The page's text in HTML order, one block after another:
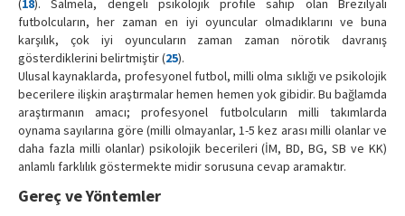
(18). Salmela, dengeli psikolojik profile sahip olan Brezilyalı
futbolcuların, her zaman en iyi oyuncular olmadıklarını ve buna
karşılık, çok iyi oyuncuların zaman zaman nörotik davranış
gösterdiklerini belirtmiştir (25).
Ulusal kaynaklarda, profesyonel futbol, milli olma sıklığı ve psikolojik
becerilere ilişkin araştırmalar hemen hemen yok gibidir. Bu bağlamda
araştırmanın amacı; profesyonel futbolcuların milli takımlarda
oynama sayılarına göre (milli olmayanlar, 1-5 kez arası milli olanlar ve
daha fazla milli olanlar) psikolojik becerileri (İM, BD, BG, SB ve KK)
anlamlı farklılık göstermekte midir sorusuna cevap aramaktır.
Gereç ve Yöntemler